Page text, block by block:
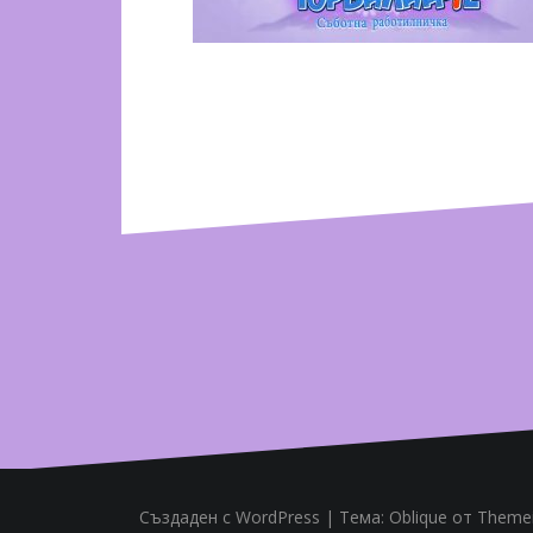
Създаден с WordPress | Тема: Oblique от